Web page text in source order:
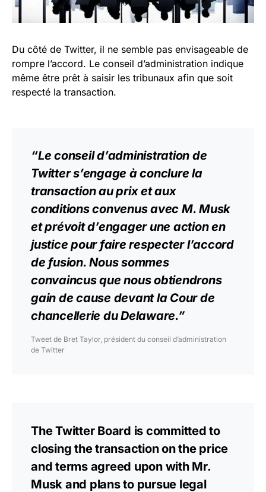
Du côté de Twitter, il ne semble pas envisageable de
rompre l’accord. Le conseil d’administration indique
même être prêt à saisir les tribunaux afin que soit
respecté la transaction.
“Le conseil d’administration de
Twitter s’engage à conclure la
transaction au prix et aux
conditions convenus avec M. Musk
et prévoit d’engager une actionen
justice pour faire respecter l’accord
de fusion. Nous sommes
convaincus que nous obtiendrons
gain de cause devant la Cour de
chancellerie du Delaware.”
Tweet de Bret Taylor, président du conseil d’administration
de Twitter
The Twitter Board is committed to
closing the transaction on the price
and terms agreed upon with Mr.
Musk and plans to pursue legal